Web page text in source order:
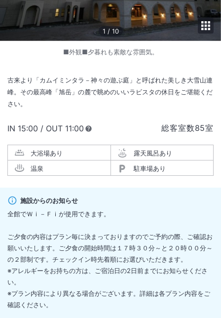
1 / 10
■外観■夕暮れも素敵な雰囲気。
古来より「カムイミンタラ－神々の遊ぶ庭」と呼ばれた美しき大雪山連
峰。その最高峰「旭岳」の麓で眺めのいいラビスタの休日をご堪能くだ
さい。
総客室数85室
IN チェックイン
15:00 / OUT チェックアウト
11:00
大浴場あり
露天風呂あり
温泉
駐車場あり
施設からのお知らせ
全館でＷｉ－Ｆｉが使用できます。
ご夕食の内容はプラン毎に決まっておりますのでご予約の際、ご確認お
願いいたします。ご夕食の開始時間は１７時３０分～と２０時００分～
の２部制です。チェックイン時先着順にお選びいただきます。
※アレルギーをお持ちの方は、ご宿泊日の2日前までにお知らせくださ
い。
※プラン内容により異なる場合がございます。詳細は各プラン内容をご
確認ください。